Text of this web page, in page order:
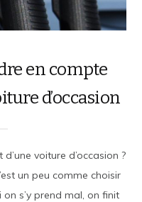
en compte
d’occasion
voiture d’occasion ?
un peu comme choisir
on s’y prend mal, on finit